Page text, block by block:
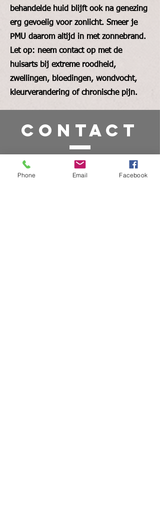
behandelde huid blijft ook na genezing
erg gevoelig voor zonlicht. Smeer je
PMU daarom altijd in met zonnebrand.
Let op: neem contact op met de
huisarts bij extreme roodheid,
zwellingen, bloedingen, wondvocht,
kleurverandering of chronische pijn.
CONTACT
Lafenis
Noordeinde 25
Phone Email Facebook